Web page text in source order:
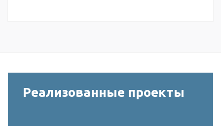
Реализованные проекты